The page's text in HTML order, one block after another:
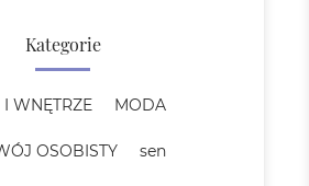
Kategorie
WNĘTRZE MODA
OSOBISTY sen